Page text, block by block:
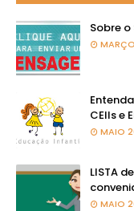
Sobre
Entenda
CEIIs e
MAIO
LISTA
MAIO